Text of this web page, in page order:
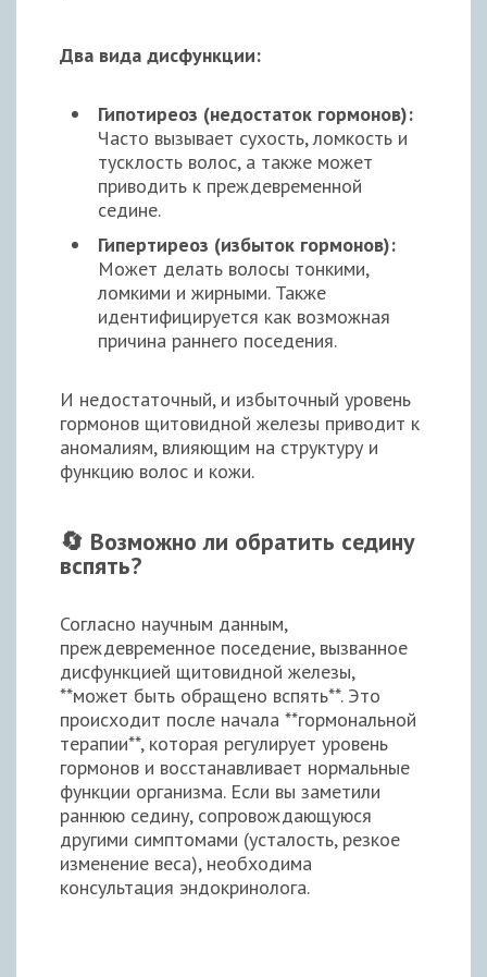
Два вида дисфункции:
Гипотиреоз (недостаток гормонов):
Часто вызывает сухость, ломкость и
тусклость волос, а также может
приводить к преждевременной
седине.
Гипертиреоз (избыток гормонов):
Может делать волосы тонкими,
ломкими и жирными. Также
идентифицируется как возможная
причина раннего поседения.
И недостаточный, и избыточный уровень
гормонов щитовидной железы приводит к
аномалиям, влияющим на структуру и
функцию волос и кожи.
🔄 Возможно ли обратить седину
вспять?
Согласно научным данным,
преждевременное поседение, вызванное
дисфункцией щитовидной железы,
**может быть обращено вспять**. Это
происходит после начала **гормональной
терапии**, которая регулирует уровень
гормонов и восстанавливает нормальные
функции организма. Если вы заметили
раннюю седину, сопровождающуюся
другими симптомами (усталость, резкое
изменение веса), необходима
консультация эндокринолога.